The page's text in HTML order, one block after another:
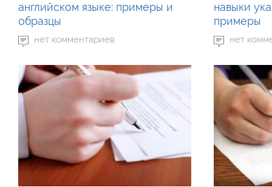
английском языке: примеры и
образцы
нет комментариев
навыки
примеры
нет